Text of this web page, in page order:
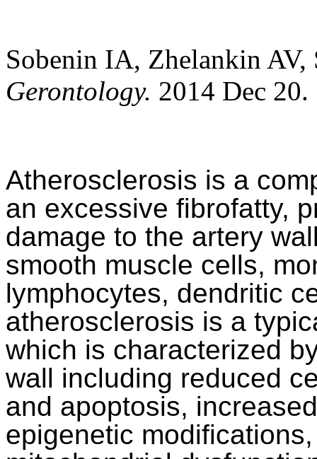
Sobenin IA, Zhelankin
Gerontology. 2014 Dec
Atherosclerosis is a
an excessive fibrofatty,
damage to the artery
smooth muscle cells,
lymphocytes, dendritic
atherosclerosis is a
which is characterized
wall including reduced
and apoptosis,
epigenetic